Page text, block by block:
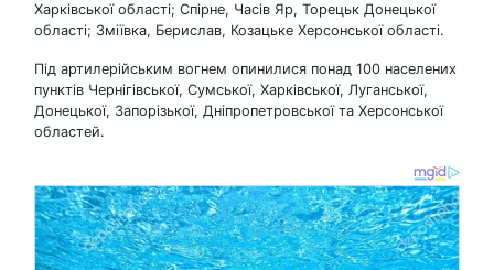
Харківської області; Спірне, Часів Яр, Торецьк Донецької
області; Зміївка, Берислав, Козацьке Херсонської області.
Під артилерійським вогнем опинилися понад 100 населених
пунктів Чернігівської, Сумської, Харківської, Луганської,
Донецької, Запорізької, Дніпропетровської та Херсонської
областей.